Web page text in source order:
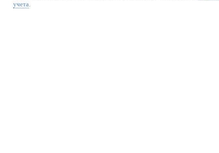
учета